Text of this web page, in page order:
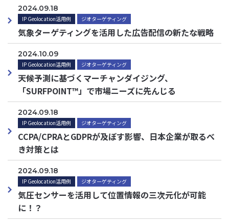
2024.09.18
IP Geolocation活用例 ジオターゲティング
気象ターゲティングを活用した広告配信の新たな戦略
2024.10.09
IP Geolocation活用例 ジオターゲティング
天候予測に基づくマーチャンダイジング、
「SURFPOINT™」で市場ニーズに先んじる
2024.09.18
IP Geolocation活用例 ジオターゲティング
CCPA/CPRAとGDPRが及ぼす影響、日本企業が取るべ
き対策とは
2024.09.18
IP Geolocation活用例 ジオターゲティング
気圧センサーを活用して位置情報の三次元化が可能
に！？